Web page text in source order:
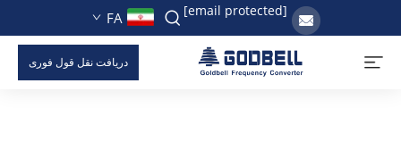
[email protected]
FA
دریافت نقل قول فوری